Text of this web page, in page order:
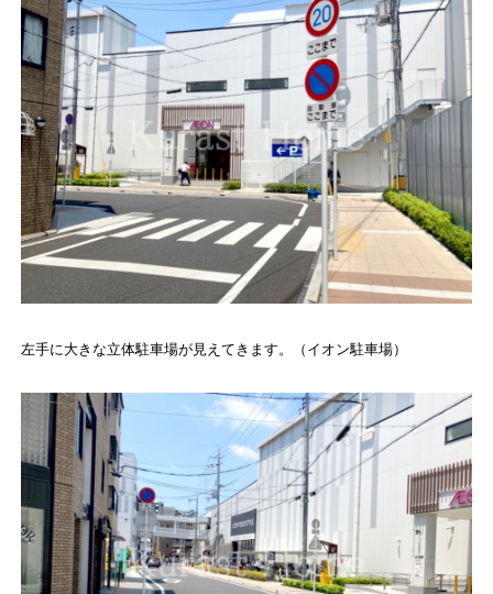
左手に大きな立体駐車場が見えてきます。（イオン駐車場）